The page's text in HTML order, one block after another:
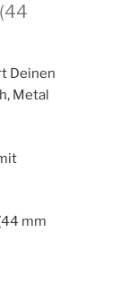
Deinen
Metal
mm